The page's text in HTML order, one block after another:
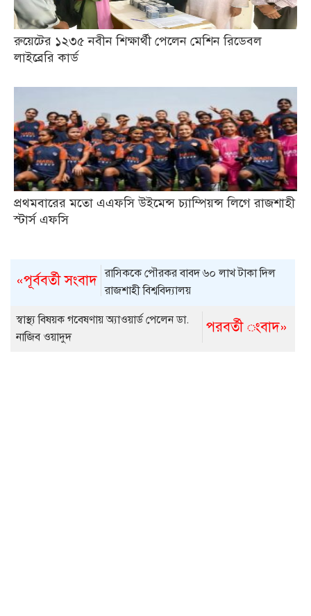
রুয়েটের ১২৩৫ নবীন শিক্ষার্থী পেলেন মেশিন রিডেবল
লাইব্রেরি কার্ড
প্রথমবারের মতো এএফসি উইমেন্স চ্যাম্পিয়ন্স লিগে রাজশাহী
স্টার্স এফসি
«পূর্ববর্তী সংবাদ রাসিককে পৌরকর বাবদ ৬০ লাখ টাকা দিল
রাজশাহী বিশ্ববিদ্যালয়
পরবর্তী ংবাদ»
স্বাস্থ্য বিষয়ক গবেষণায় অ্যাওয়ার্ড পেলেন ডা.
নাজিব ওয়াদুদ